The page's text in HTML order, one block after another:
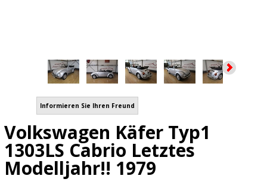
Informieren Sie Ihren Freund
Volkswagen Käfer Typ1
1303LS Cabrio Letztes
Modelljahr!! 1979